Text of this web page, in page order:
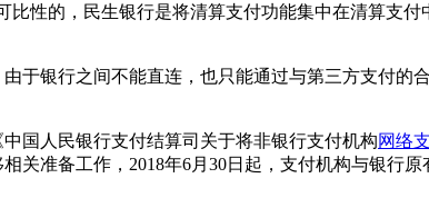
的，民生银行是将清算支付功能集中在清算支付
银行之间不能直连，也只能通过与第三方支付的
国人民银行支付结算司关于将非银行支付机构网络
关准备工作，2018年6月30日起，支付机构与银行